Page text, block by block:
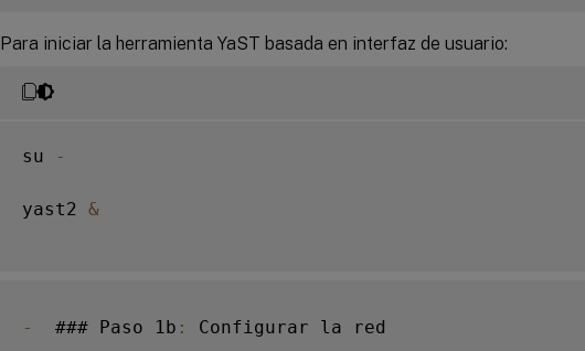
Para iniciar la herramienta YaST basada en interfaz de usuario:
su -
yast2 &
-
  ### Paso 1b
: